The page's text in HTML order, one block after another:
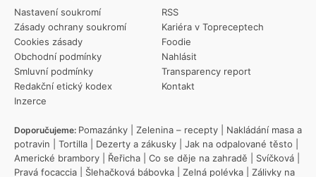
Nastavení soukromí
Zásady ochrany soukromí
Cookies zásady
Obchodní podmínky
Smluvní podmínky
Redakční etický kodex
Inzerce
RSS
Kariéra v Topreceptech
Foodie
Nahlásit
Transparency report
Kontakt
Doporučujeme: Pomazánky Zelenina – recepty
Nakládání masa a
potravin
Tortilla Dezerty a zákusky Jak na odpalované těsto
Americké brambory
Řeřicha Co se děje na zahradě Svíčková
Pravá focaccia
Šlehačková bábovka Zelná polévka
Zálivky na